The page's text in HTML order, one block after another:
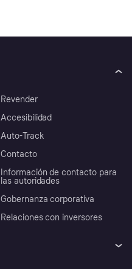
Revender
Accesibilidad
Auto-Track
Contacto
Información de contacto para
las autoridades
Gobernanza corporativa
Relaciones con inversores